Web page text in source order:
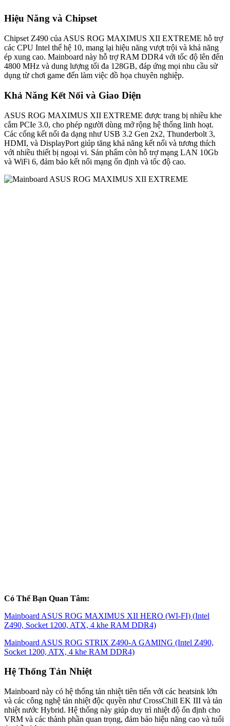
Hiệu Năng và Chipset
Chipset Z490 của ASUS ROG MAXIMUS XII EXTREME hỗ trợ
các CPU Intel thế hệ 10, mang lại hiệu năng vượt trội và khả năng
ép xung cao. Mainboard này hỗ trợ RAM DDR4 với tốc độ lên đến
4800 MHz và dung lượng tối đa 128GB, đáp ứng mọi nhu cầu sử
dụng từ chơi game đến làm việc đồ họa chuyên nghiệp.
Khả Năng Kết Nối và Giao Diện
ASUS ROG MAXIMUS XII EXTREME được trang bị nhiều khe
cắm PCIe 3.0, cho phép người dùng mở rộng hệ thống linh hoạt.
Các cổng kết nối đa dạng như USB 3.2 Gen 2x2, Thunderbolt 3,
HDMI, và DisplayPort giúp tăng khả năng kết nối và tương thích
với nhiều thiết bị ngoại vi. Sản phẩm còn hỗ trợ mạng LAN 10Gb
và WiFi 6, đảm bảo kết nối mạng ổn định và tốc độ cao.
Có Thể Bạn Quan Tâm:
Mainboard ASUS ROG MAXIMUS XII HERO (WI-FI) (Intel
Z490, Socket 1200, ATX, 4 khe RAM DDR4)
Mainboard ASUS ROG STRIX Z490-A GAMING (Intel Z490,
Socket 1200, ATX, 4 khe RAM DDR4)
Hệ Thống Tản Nhiệt
Mainboard này có hệ thống tản nhiệt tiên tiến với các heatsink lớn
và các công nghệ tản nhiệt độc quyền như CrossChill EK III và tản
nhiệt nước Hybrid. Hệ thống này giúp duy trì nhiệt độ ổn định cho
VRM và các thành phần quan trọng, đảm bảo hiệu năng cao và tuổi